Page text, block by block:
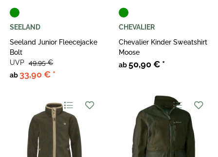
SEELAND
Seeland Junior Fleecejacke
Bolt
ab 33,90 € *
UVP 49,95 €
CHEVALIER
Chevalier Kinder Sweatshirt
Moose
ab 50,90 € *